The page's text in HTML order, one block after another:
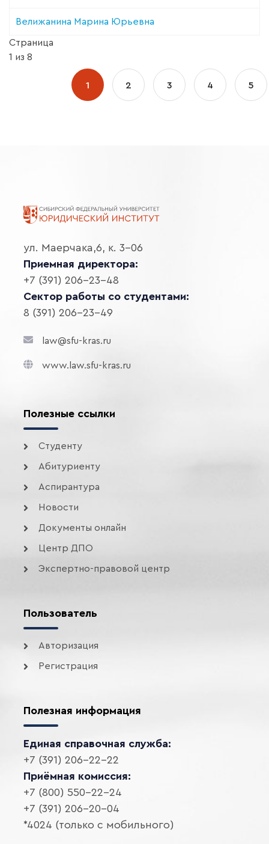
Велижанина Марина Юрьевна
Страница
1 из 8
1 2 3 4 5
ул. Маерчака,6, к. 3-06
Приемная директора:
+7 (391) 206-23-48
Сектор работы со студентами:
8 (391) 206-23-49
law@sfu-kras.ru
www.law.sfu-kras.ru
Полезные ссылки
Студенту
Абитуриенту
Аспирантура
Новости
Документы онлайн
Центр ДПО
Экспертно-правовой центр
Пользователь
Авторизация
Регистрация
Полезная информация
Единая справочная служба:
+7 (391) 206-22-22
Приёмная комиссия:
+7 (800) 550-22-24
+7 (391) 206-20-04
*4024 (только с мобильного)